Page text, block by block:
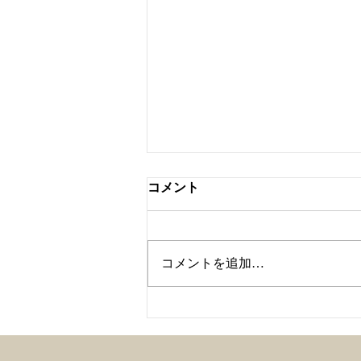
器具
コメント
コメントを追加…